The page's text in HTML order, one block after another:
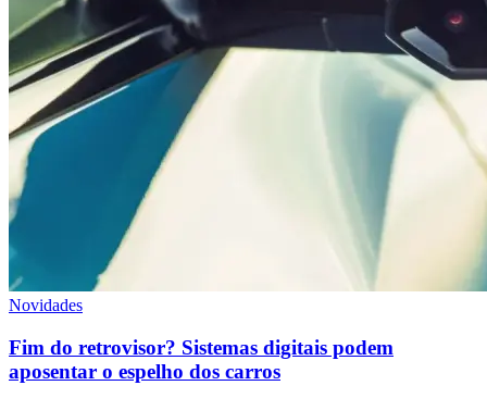
Novidades
Fim do retrovisor? Sistemas digitais podem
aposentar o espelho dos carros